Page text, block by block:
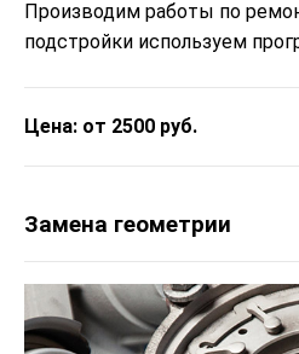
Производим работы по
подстройки используем
Цена: от 2500 руб.
Замена геометрии